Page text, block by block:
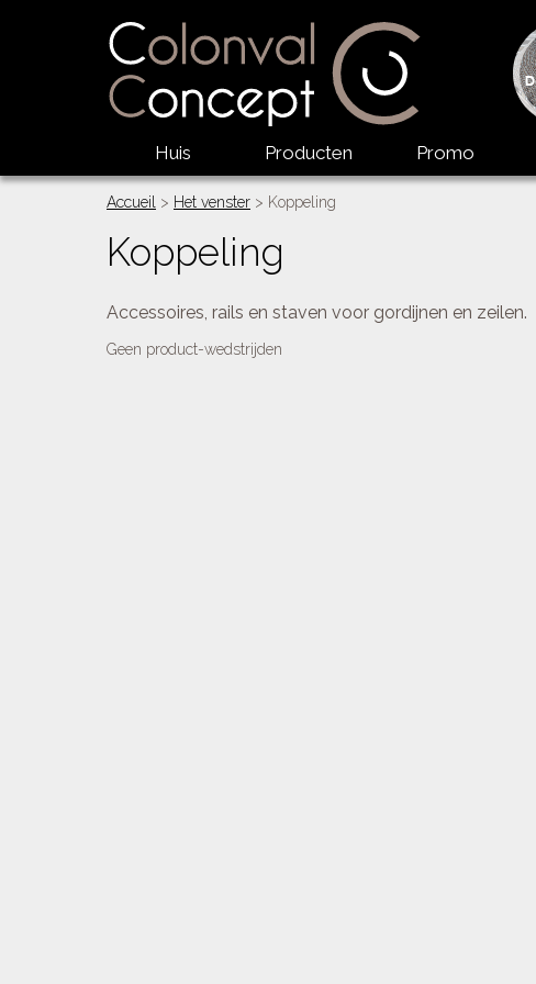
Huis Producten Promo
Accueil > Het venster > Koppeling
Koppeling
Accessoires, rails en staven voor gordijnen en zeilen.
Geen product-wedstrijden